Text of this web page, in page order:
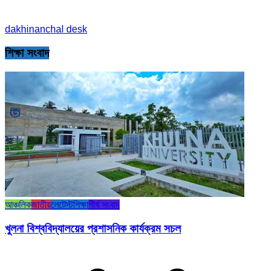
dakhinanchal desk
শিক্ষা সংবাদ
আঞ্চলিকজাতীয়লেটেস্টশিক্ষাশীর্ষ সংবাদ
খুলনা বিশ্ববিদ্যালয়ের প্রশাসনিক কার্যক্রম সচল